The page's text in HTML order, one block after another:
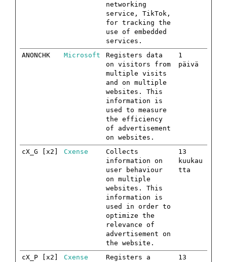
networking
service, TikTok,
for tracking the
use of embedded
services.
ANONCHK Microsoft
Registers data
on visitors from
multiple visits
and on multiple
websites. This
information is
used to measure
the efficiency
of advertisement
on websites.
1
päivä
cX_G [x2] Cxense
Collects
information on
user behaviour
on multiple
websites. This
information is
used in order to
optimize the
relevance of
advertisement on
the website.
13
kuukau
tta
cX_P [x2] Cxense
Registers a
13